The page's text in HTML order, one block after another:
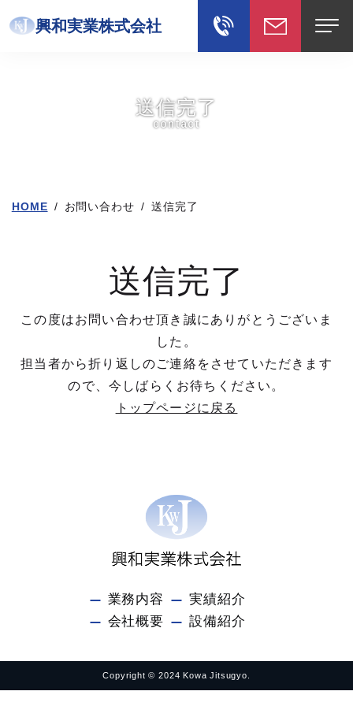
興和実業株式会社
送信完了
contact
HOME / お問い合わせ / 送信完了
送信完了
この度はお問い合わせ頂き誠にありがとうございま
した。
担当者から折り返しのご連絡をさせていただきます
ので、今しばらくお待ちください。
トップページに戻る
業務内容
実績紹介
会社概要
設備紹介
Copyright © 2024 Kowa Jitsugyo.